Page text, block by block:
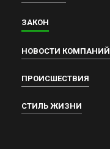
ЗАКОН
НОВОСТИ КОМПАНИЙ
ПРОИСШЕСТВИЯ
СТИЛЬ ЖИЗНИ